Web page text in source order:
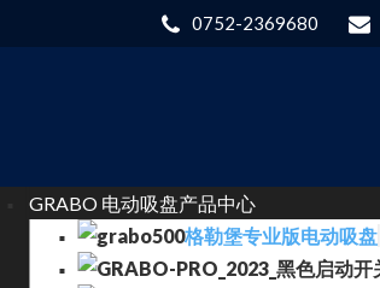
0752-2369680
GRABO 电动吸盘产品中心
格勒堡专业版电动吸盘